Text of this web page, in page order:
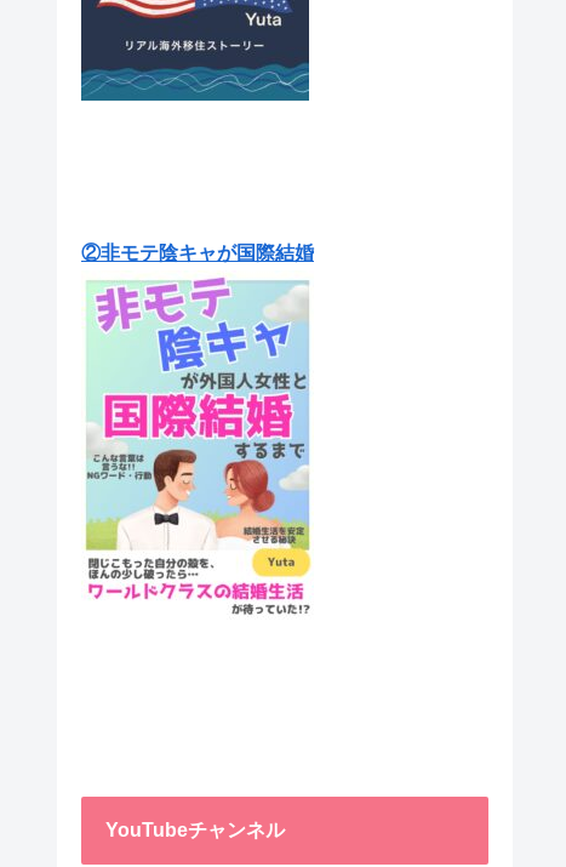
②非モテ陰キャが国際結婚
YouTubeチャンネル